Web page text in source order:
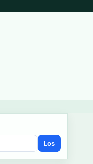
Los